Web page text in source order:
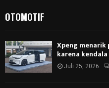
OTOMOTIF
Xpeng menarik
karena
Juli 25, 2026